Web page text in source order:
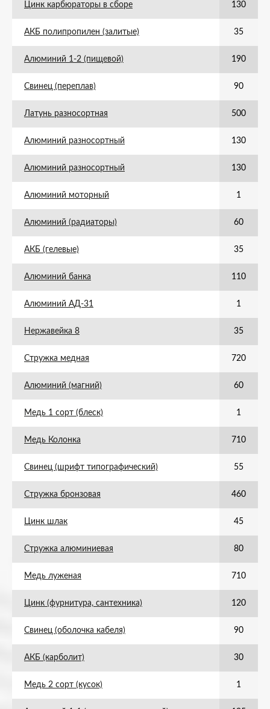
Цинк карбюраторы в сборе 130
АКБ полипропилен (залитые) 35
Алюминий 1-2 (пищевой) 190
Свинец (переплав) 90
Латунь разносортная 500
Алюминий разносортный 130
Алюминий разносортный 130
Алюминий моторный 1
Алюминий (радиаторы) 60
АКБ (гелевые) 35
Алюминий банка 110
Алюминий АД-31 1
Нержавейка 8 35
Стружка медная 720
Алюминий (магний) 60
Медь 1 сорт (блеск) 1
Медь Колонка 710
Свинец (шрифт типографический) 55
Стружка бронзовая 460
Цинк шлак 45
Стружка алюминиевая 80
Медь луженая 710
Цинк (фурнитура, сантехника) 120
Свинец (оболочка кабеля) 90
АКБ (карболит) 30
Медь 2 сорт (кусок) 1